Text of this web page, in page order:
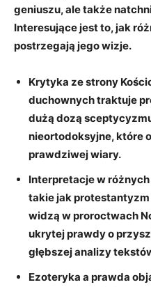
geniuszu, ale także
Interesujące jest ⁤to, jak
postrzegają jego ⁣wizje.
Krytyka ​ze strony
duchownych ​traktuje
dużą dozą
nieortodoksyjne, które
prawdziwej‍ wiary.
Interpretacje w
takie jak
‍widzą ‍w ⁤proroctwach
ukrytej prawdy o
głębszej analizy
Ezoteryka ⁣a⁢ prawda